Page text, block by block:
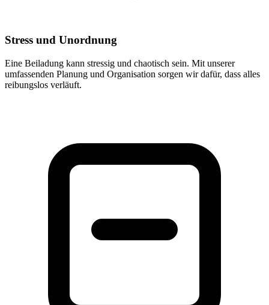
Stress und Unordnung
Eine Beiladung kann stressig und chaotisch sein. Mit unserer
umfassenden Planung und Organisation sorgen wir dafür, dass alles
reibungslos verläuft.